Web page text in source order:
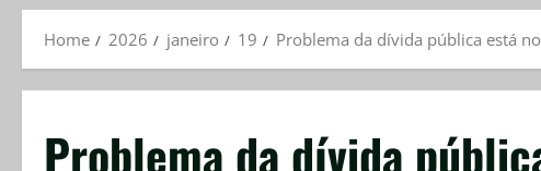
Home 2026 janeiro 19 Problema da dívida pública está
Problema da dívida